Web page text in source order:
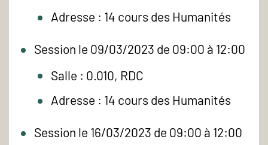
Adresse : 14 cours des Humanités
Session le 09/03/2023 de 09:00 à 12:00
Salle : 0.010, RDC
Adresse : 14 cours des Humanités
Session le 16/03/2023 de 09:00 à 12:00